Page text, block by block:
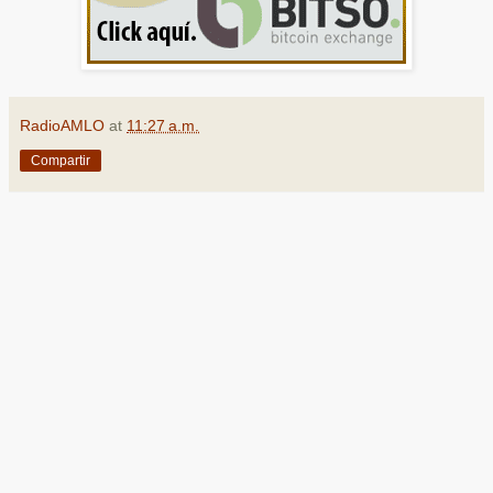
RadioAMLO at 11:27 a.m.
Compartir